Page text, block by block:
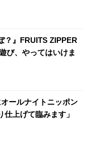
？』FRUITS ZIPPER
び、やってはいけま
ールナイトニッポン
上げて臨みます」